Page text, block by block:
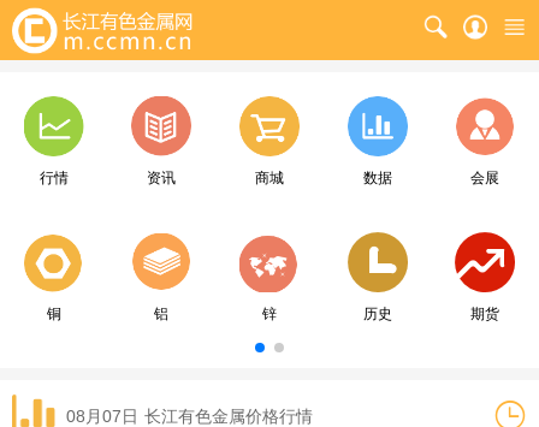
行情 资讯 商城 数据 会展
铜 铝 锌 历史 期货
08月07日 长江有色金属价格行情